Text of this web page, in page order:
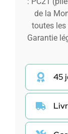
de la
toutes
Garantie
45